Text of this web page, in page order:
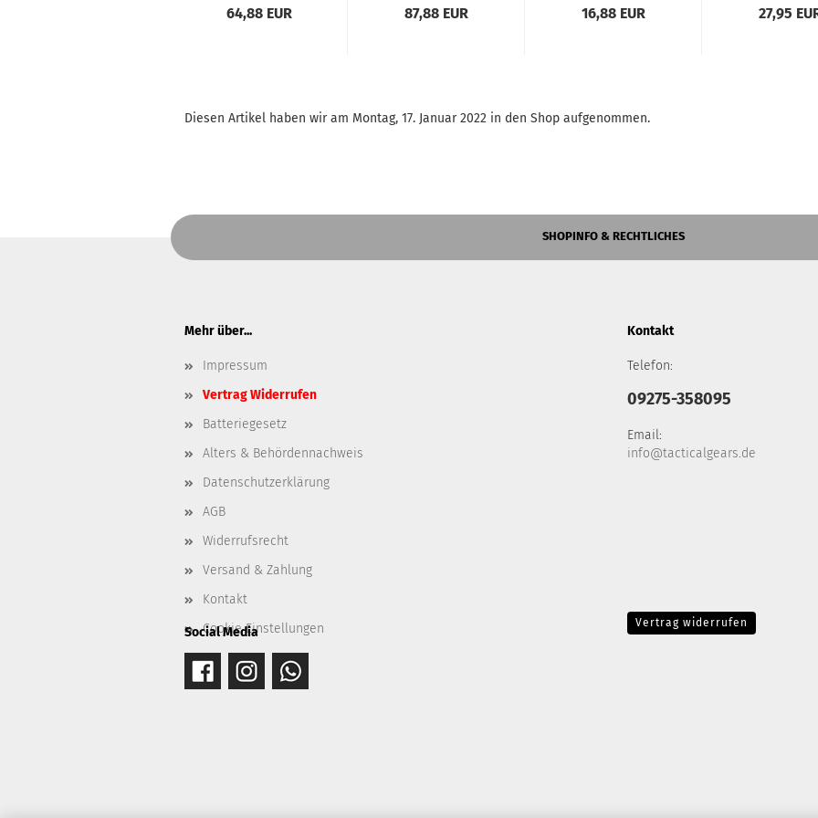
MIT 3.000mAh
64,88 EUR 87,88 EUR
VERGRÖSSERTER
16,88 EUR
MOLLE-
27,95
Diesen Artikel haben wir am Montag, 17. Januar 2022 in den Shop aufgenommen.
SHOPINFO & RECHTLICHES
Mehr über...
Impressum
Vertrag Widerrufen
Batteriegesetz
Alters & Behördennachweis
Datenschutzerklärung
AGB
Widerrufsrecht
Versand & Zahlung
Kontakt
Cookie Einstellungen
Kontakt
Telefon:
09275-358095
Email:
info@tacticalgears.de
Social Media
Vertrag widerrufen